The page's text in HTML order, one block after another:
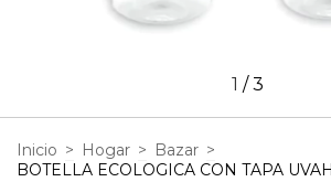
1 /3
Inicio > Hogar > Bazar >
BOTELLA ECOLOGICA CON TAPA